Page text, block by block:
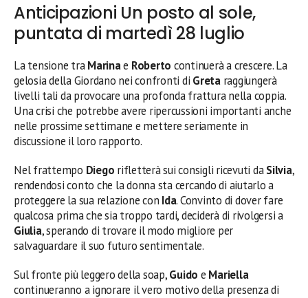
Anticipazioni Un posto al sole,
puntata di martedì 28 luglio
La tensione traMarinae Roberto continuerà a crescere. La
gelosia della Giordano nei confronti di Gretaraggiungerà
livelli tali da provocare una profonda frattura nella coppia.
Una crisi che potrebbe avere ripercussioni importanti anche
nelle prossime settimane e mettere seriamente in
discussione il loro rapporto.
Nel frattempo Diego rifletterà sui consigli ricevuti daSilvia,
rendendosi conto che la donna sta cercando di aiutarlo a
proteggere la sua relazione con Ida. Convinto di dover fare
qualcosa prima che sia troppo tardi, deciderà di rivolgersi a
Giulia, sperando di trovare il modo migliore per
salvaguardare il suo futuro sentimentale.
Sul fronte più leggero della soap,Guido e Mariella
continueranno a ignorare il vero motivo della presenza di